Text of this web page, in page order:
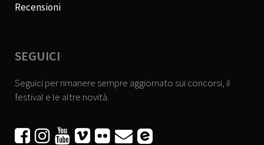
Recensioni
SEGUICI
Seguici per rimanere sempre aggiornato sui concorsi, il
festival e le altre novità.
     